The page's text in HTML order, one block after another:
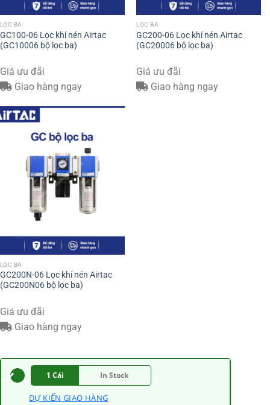
LỌC BA
GC100-06 Lọc khí nén Airtac
(GC10006 bộ lọc ba)
Giá ưu đãi
Giao hàng ngay
LỌC BA
GC200-06 Lọc khí nén Airtac
(GC20006 bộ lọc ba)
Giá ưu đãi
Giao hàng ngay
LỌC BA
GC200N-06 Lọc khí nén Airtac
(GC200N06 bộ lọc ba)
Giá ưu đãi
Giao hàng ngay
1 Cái In Stock
DỰ KIẾN GIAO HÀNG